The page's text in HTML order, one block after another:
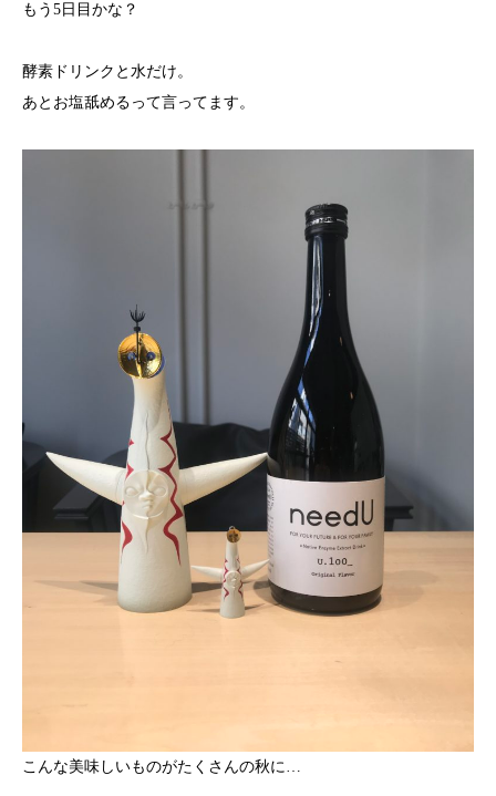
もう5日目かな？
酵素ドリンクと水だけ。
あとお塩舐めるって言ってます。
こんな美味しいものがたくさんの秋に…